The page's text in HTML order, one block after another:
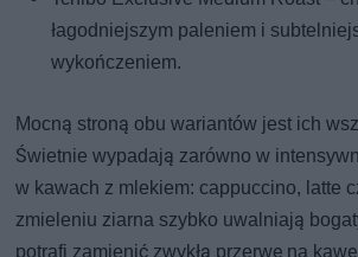
łagodniejszym paleniem i
wykończeniem.
Mocną stroną obu wariantów jest ich
Świetnie wypadają zarówno w
w kawach z mlekiem: cappuccino, latte
zmieleniu ziarna szybko uwalniają
potrafi zamienić zwykłą przerwę na